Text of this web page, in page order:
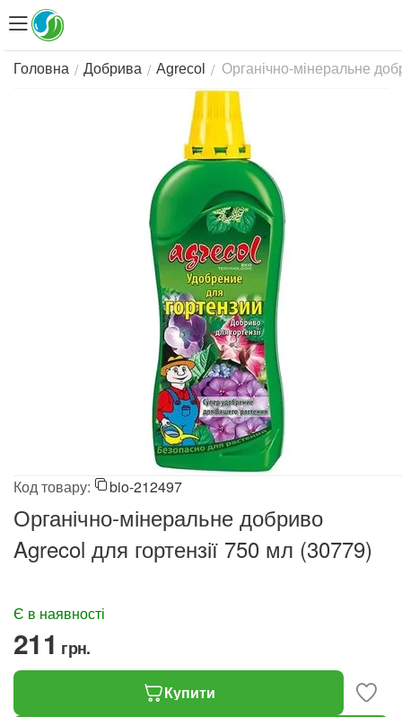
Головна / Добрива / Agrecol / Органічно-мінеральне
Код товару: bio-212497
Органічно-мінеральне добриво
Agrecol для гортензії 750 мл (30779)
‍211‍ грн.
Є в наявності
Купити